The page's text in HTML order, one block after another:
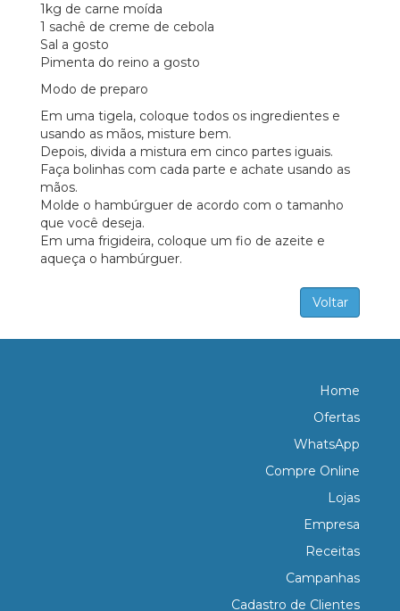
1kg de carne moída
1 sachê de creme de cebola
Sal a gosto
Pimenta do reino a gosto
Modo de preparo
Em uma tigela, coloque todos os ingredientes e
usando as mãos, misture bem.
Depois, divida a mistura em cinco partes iguais.
Faça bolinhas com cada parte e achate usando as
mãos.
Molde o hambúrguer de acordo com o tamanho
que você deseja.
Em uma frigideira, coloque um fio de azeite e
aqueça o hambúrguer.
Voltar
Home
Ofertas
WhatsApp
Compre Online
Lojas
Empresa
Receitas
Campanhas
Cadastro de Clientes